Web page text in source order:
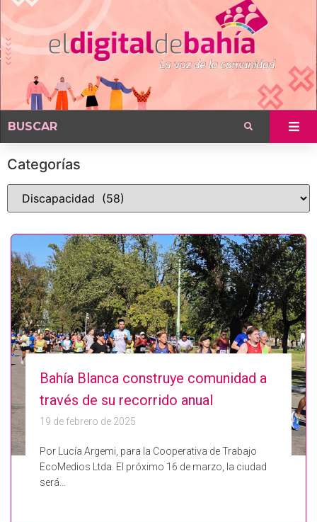
Categorías
Bahía Blanca construye comunidad a
través de su recorrido anual
19 de febrero de 2025
Por Lucía Argemi, para la Cooperativa de Trabajo
EcoMedios Ltda. El próximo 16 de marzo, la ciudad
será…